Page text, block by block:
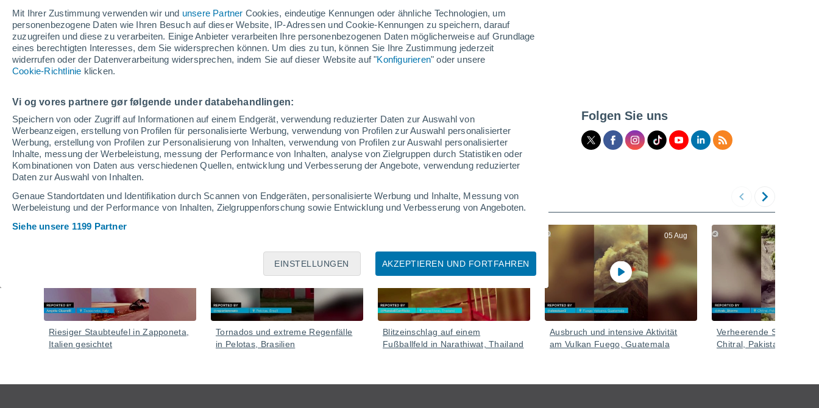
Mit Ihrer Zustimmung verwenden wir und unsere Partner Cookies, eindeutige Kennungen oder ähnliche Technologien, um
personenbezogene Daten wie Ihren Besuch auf dieser Website, IP-Adressen und Cookie-Kennungen zu speichern, darauf
zuzugreifen und diese zu verarbeiten. Einige Anbieter verarbeiten Ihre personenbezogenen Daten möglicherweise auf Grundlage
eines berechtigten Interesses, dem Sie widersprechen können. Um dies zu tun, können Sie Ihre Zustimmung jederzeit
widerrufen oder der Datenverarbeitung widersprechen, indem Sie auf dieser Website auf "Konfigurieren" oder unsere
Cookie-Richtlinie klicken.
Vi og vores partnere gør følgende under databehandlingen:
Speichern von oder Zugriff auf Informationen auf einem Endgerät, verwendung reduzierter Daten zur Auswahl von
Werbeanzeigen, erstellung von Profilen für personalisierte Werbung, verwendung von Profilen zur Auswahl personalisierter
Werbung, erstellung von Profilen zur Personalisierung von Inhalten, verwendung von Profilen zur Auswahl personalisierter
Inhalte, messung der Werbeleistung, messung der Performance von Inhalten, analyse von Zielgruppen durch Statistiken oder
Kombinationen von Daten aus verschiedenen Quellen, entwicklung und Verbesserung der Angebote, verwendung reduzierter
Daten zur Auswahl von Inhalten.
Genaue Standortdaten und Identifikation durch Scannen von Endgeräten, personalisierte Werbung und Inhalte, Messung von
Werbeleistung und der Performance von Inhalten, Zielgruppenforschung sowie Entwicklung und Verbesserung von Angeboten.
Siehe unsere 1199 Partner
AKZEPTIEREN UND FORTFAHREN
EINSTELLUNGEN
Im Auge des verheerenden Hurrikans Melissa
Hurrikan Melissa erreichte in der Karibik die Kategorie 5 und traf Jamaika, Haiti, die Dominikanische Republik,
Kuba und die Bahamas mit Windgeschwindigkeiten von bis zu 280 km/h. Die US-Luftwaffe überflog den Sturm,
um wichtige Daten für das National Hurricane Center zu sammeln.
Folgen Sie uns
Video
Riesiger Staubteufel in Zapponeta,
Italien gesichtet
Tornados und extreme Regenfälle
in Pelotas, Brasilien
Blitzeinschlag auf einem
Fußballfeld in Narathiwat, Thailand
05 Aug
Ausbruch und intensive Aktivität
am Vulkan Fuego, Guatemala
Verheerende
Chitral, Pakistan